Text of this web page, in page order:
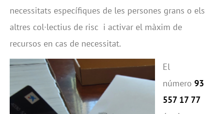
necessitats específiques de les persones grans o els
altres col·lectius de risc i activar el màxim de
recursos en cas de necessitat.
El
número 93
557 17 77